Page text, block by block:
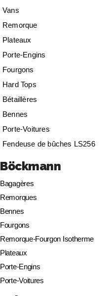
Vans
Remorque
Plateaux
Porte-Engins
Fourgons
Hard Tops
Bétaillères
Bennes
Porte-Voitures
Fendeuse de bûches LS256
Böckmann
Bagagères
Remorques
Bennes
Fourgons
Remorque-Fourgon Isotherme
Plateaux
Porte-Engins
Porte-Voitures